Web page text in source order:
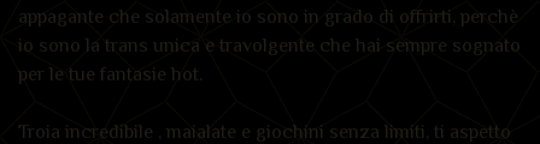
appagante che solamente io sono in grado di offrirti, perchè
io sono la trans unica e travolgente che hai sempre sognato
per le tue fantasie hot.
Troia incredibile , maialate e giochini senza limiti, ti aspetto